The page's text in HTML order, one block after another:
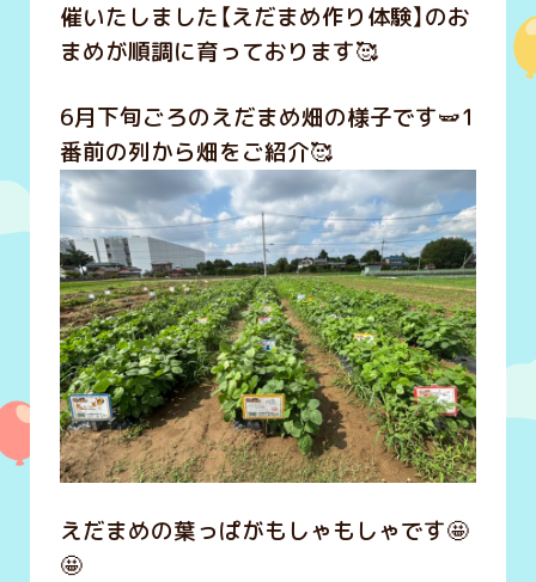
催いたしました【えだまめ作り体験】のお
まめが順調に育っております🥰
6月下旬ごろのえだまめ畑の様子です🫛1
番前の列から畑をご紹介🥰
えだまめの葉っぱがもしゃもしゃです🤩
🤩